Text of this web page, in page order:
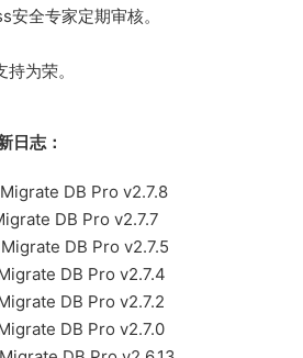
全专家定期审核。
为荣。
日志：
DB Pro v2.7.8
DB Pro v2.7.7
DB Pro v2.7.5
DB Pro v2.7.4
DB Pro v2.7.2
DB Pro v2.7.0